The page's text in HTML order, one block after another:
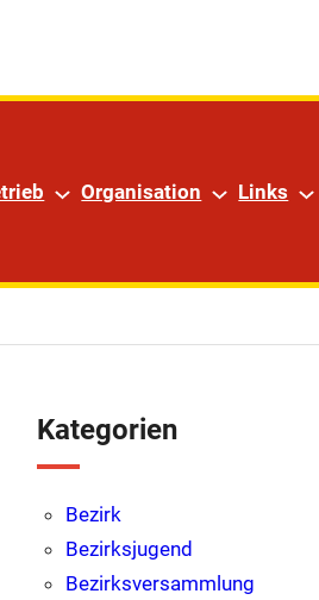
Organisation Links
Kategorien
Bezirk
Bezirksjugend
Bezirksversammlung